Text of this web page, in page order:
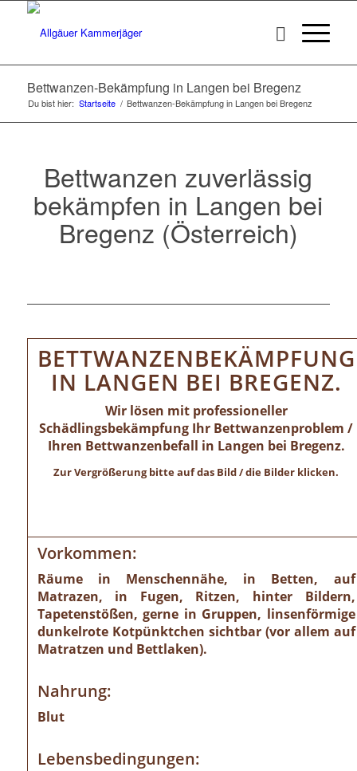
Bettwanzen-Bekämpfung in Langen bei Bregenz
Du bist hier: Startseite / Bettwanzen-Bekämpfung in Langen bei Bregenz
Bettwanzen zuverlässig
bekämpfen in Langen bei
Bregenz (Österreich)
BETTWANZENBEKÄMPFUNG
IN LANGEN BEI BREGENZ.
Wir lösen mit professioneller
Schädlingsbekämpfung Ihr Bettwanzenproblem /
Ihren Bettwanzenbefall in Langen bei Bregenz.
Zur Vergrößerung bitte auf das Bild / die Bilder klicken.
Vorkommen:
Räume in Menschennähe, in Betten, auf
Matrazen, in Fugen, Ritzen, hinter Bildern,
Tapetenstößen, gerne in Gruppen, linsenförmige
dunkelrote Kotpünktchen sichtbar (vor allem auf
Matratzen und Bettlaken).
Nahrung:
Blut
Lebensbedingungen: